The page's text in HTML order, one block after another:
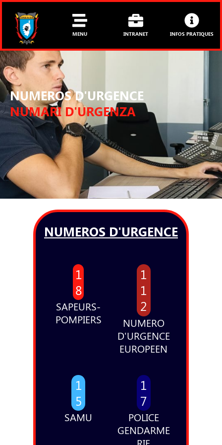
contenu
MENU INTRANET INFOS PRATIQUES
NUMEROS D'URGENCE
NUMARI D'URGENZA
NUMEROS D'URGENCE
1
8
SAPEURS-
POMPIERS
1
1
2
NUMERO
D'URGENCE
EUROPEEN
1
5
SAMU
1
7
POLICE
GENDARME